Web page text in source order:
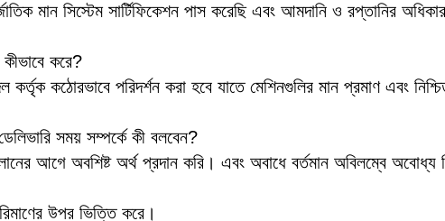
সিস্টেম সার্টিফিকেশন পাস করেছি এবং আমদানি ও রপ্তানির
করে?
কঠোরভাবে পরিদর্শন করা হবে যাতে মেশিনগুলির মান প্রমাণ এবং
সময় সম্পর্কে কী বলবেন?
আগে অবশিষ্ট অর্থ প্রদান করি। এবং অবাধে বর্তমান অবিলম্বে অবোধ্য
উপর ভিত্তি করে।